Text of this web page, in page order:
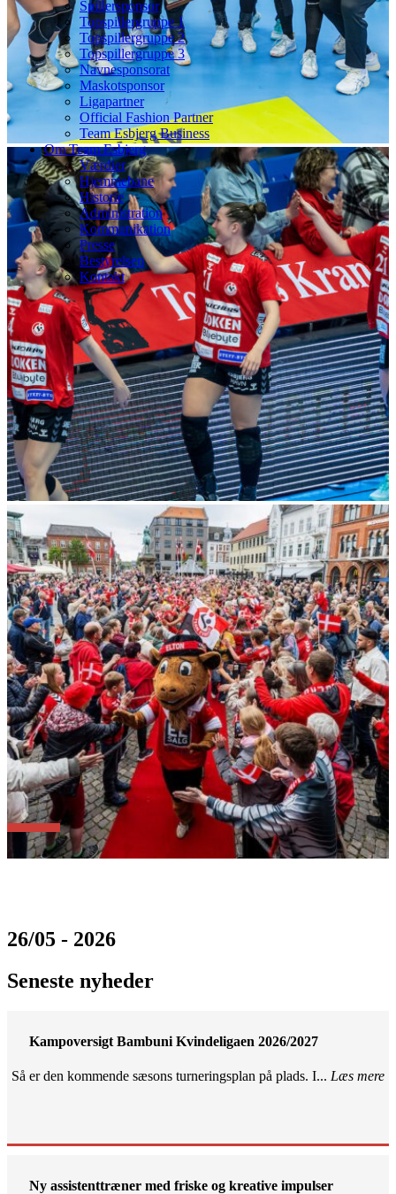
Spillersponsor
Topspillergruppe 1
Topspillergruppe 2
Topspillergruppe 3
Navnesponsorat
Maskotsponsor
Ligapartner
Official Fashion Partner
Team Esbjerg Business
Om Team Esbjerg
Værdier
Hjemmebane
Historie
Administration
Kommunikation
Presse
Bestyrelsen
Kontakt
26/05 - 2026
Seneste nyheder
Kampoversigt Bambuni Kvindeligaen 2026/2027
Så er den kommende sæsons turneringsplan på plads. I... Læs mere
Ny assistenttræner med friske og kreative impulser